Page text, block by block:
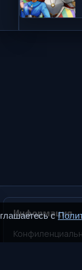
Информация
с